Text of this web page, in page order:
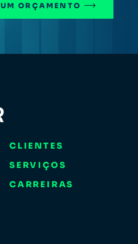
UM ORÇAMENTO
CLIENTES
SERVIÇOS
CARREIRAS